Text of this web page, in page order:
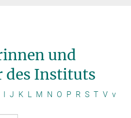
und
Instituts
I J K L M N O P R S T V v